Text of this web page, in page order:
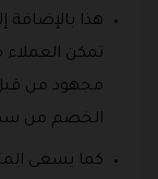
هذا بالإضافة
تمكن العملاء
مجهود من
الخصم من
كما يسعى